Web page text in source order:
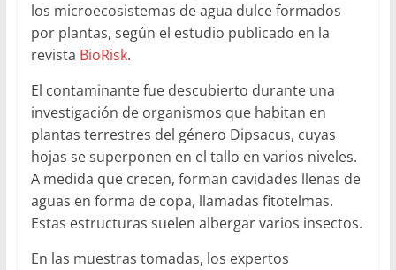
los microecosistemas de agua dulce formados
por plantas, según el estudio publicado en la
revista BioRisk.
El contaminante fue descubierto durante una
investigación de organismos que habitan en
plantas terrestres del género Dipsacus, cuyas
hojas se superponen en el tallo en varios niveles.
A medida que crecen, forman cavidades llenas de
aguas en forma de copa, llamadas fitotelmas.
Estas estructuras suelen albergar varios insectos.
En las muestras tomadas, los expertos